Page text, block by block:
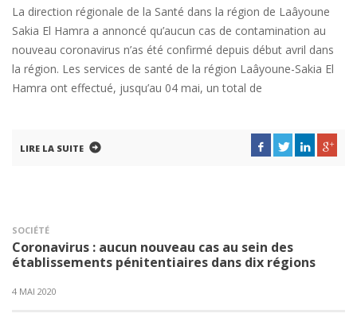
La direction régionale de la Santé dans la région de Laâyoune
Sakia El Hamra a annoncé qu’aucun cas de contamination au
nouveau coronavirus n’as été confirmé depuis début avril dans
la région. Les services de santé de la région Laâyoune-Sakia El
Hamra ont effectué, jusqu’au 04 mai, un total de
LIRE LA SUITE
SOCIÉTÉ
Coronavirus : aucun nouveau cas au sein des
établissements pénitentiaires dans dix régions
4 MAI 2020